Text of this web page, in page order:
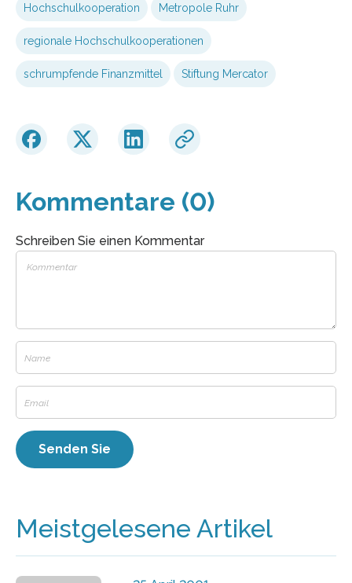
Hochschulkooperation Metropole Ruhr
regionale Hochschulkooperationen
schrumpfende Finanzmittel Stiftung Mercator
Kommentare (0)
Schreiben Sie einen Kommentar
Meistgelesene Artikel